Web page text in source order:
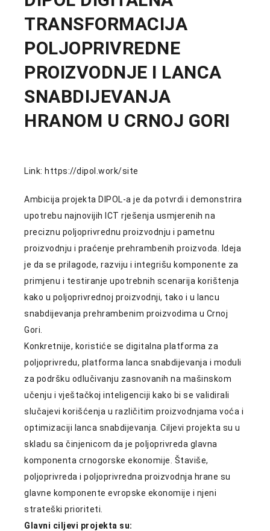
Istraživanja i projekti Istraživanja i projekti
TRANSFORMACIJA
POLJOPRIVREDNE
PROIZVODNJE I LANCA
SNABDIJEVANJA
HRANOM U CRNOJ GORI
Link: https://dipol.work/site
Ambicija projekta DIPOL-a je da potvrdi i demonstrira
upotrebu najnovijih ICT rješenja usmjerenih na
preciznu poljoprivrednu proizvodnju i pametnu
proizvodnju i praćenje prehrambenih proizvoda. Ideja
je da se prilagode, razviju i integrišu komponente za
primjenu i testiranje upotrebnih scenarija korištenja
kako u poljoprivrednoj proizvodnji, tako i u lancu
snabdijevanja prehrambenim proizvodima u Crnoj
Gori.
Konkretnije, koristiće se digitalna platforma za
poljoprivredu, platforma lanca snabdijevanja i moduli
za podršku odlučivanju zasnovanih na mašinskom
učenju i vještačkoj inteligenciji kako bi se validirali
slučajevi korišćenja u različitim proizvodnjama voća i
optimizaciji lanca snabdijevanja. Ciljevi projekta su u
skladu sa činjenicom da je poljoprivreda glavna
komponenta crnogorske ekonomije. Štaviše,
poljoprivreda i poljoprivredna proizvodnja hrane su
glavne komponente evropske ekonomije i njeni
strateški prioriteti.
Glavni ciljevi projekta su: